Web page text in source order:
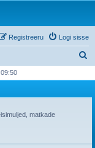
Logi sisse
Registreeru
i
matkade